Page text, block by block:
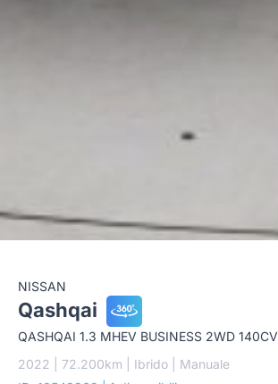
NISSAN
Qashqai
QASHQAI 1.3 MHEV BUSINESS 2WD 140CV
2022 | 72.200km | Ibrido | Manuale